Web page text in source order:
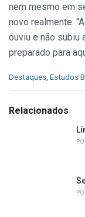
nem mesmo em
novo realmente.
ouviu e não subiu
preparado para
C
e
Destaques Estudos
Relacionados